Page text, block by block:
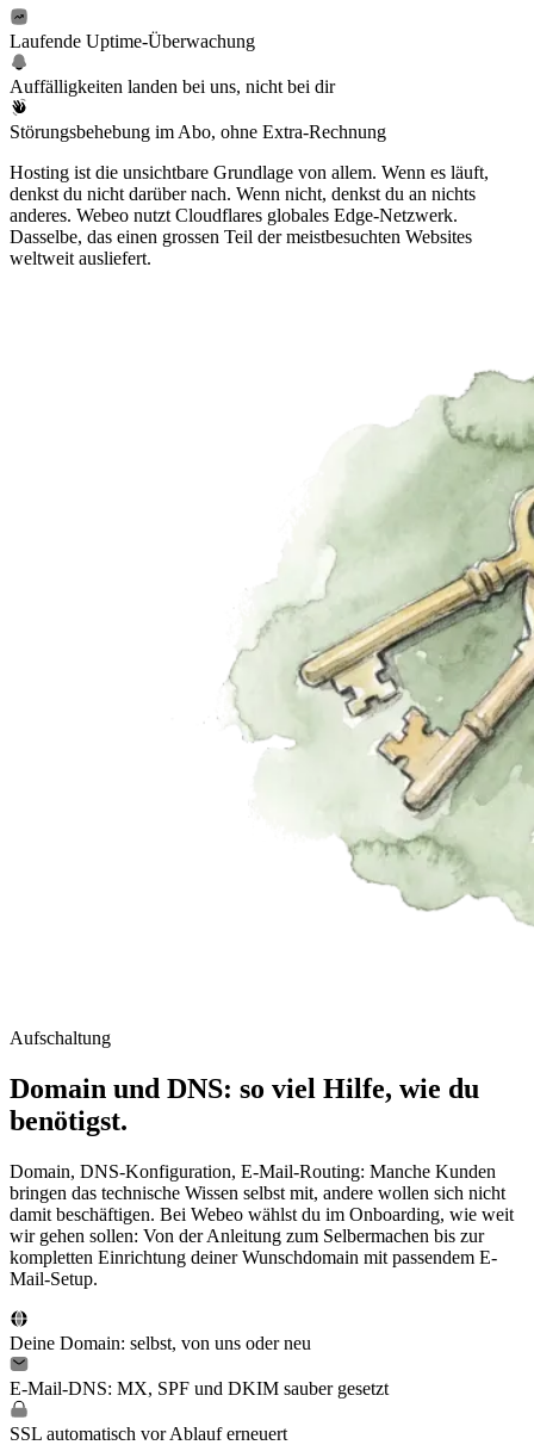
Laufende Uptime-Überwachung
Auffälligkeiten landen bei uns, nicht bei dir
Störungsbehebung im Abo, ohne Extra-Rechnung
Hosting ist die unsichtbare Grundlage von allem. Wenn es läuft,
denkst du nicht darüber nach. Wenn nicht, denkst du an nichts
anderes. Webeo nutzt Cloudflares globales Edge-Netzwerk.
Dasselbe, das einen grossen Teil der meistbesuchten Websites
weltweit ausliefert.
Aufschaltung
Domain und DNS: so viel Hilfe, wie du
benötigst.
Domain, DNS-Konfiguration, E-Mail-Routing: Manche Kunden
bringen das technische Wissen selbst mit, andere wollen sich nicht
damit beschäftigen. Bei Webeo wählst du im Onboarding, wie weit
wir gehen sollen: Von der Anleitung zum Selbermachen bis zur
kompletten Einrichtung deiner Wunschdomain mit passendem E-
Mail-Setup.
Deine Domain: selbst, von uns oder neu
E-Mail-DNS: MX, SPF und DKIM sauber gesetzt
SSL automatisch vor Ablauf erneuert